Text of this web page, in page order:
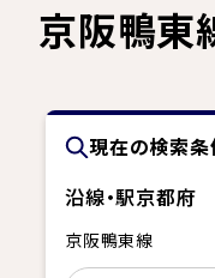
京阪鴨東
現在の検索条
沿線・駅京都府
京阪鴨東線